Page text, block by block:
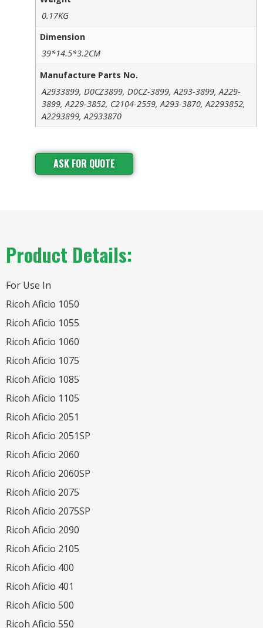
0.17KG
Dimension
39*14.5*3.2CM
Manufacture Parts No.
A2933899, D0CZ3899, D0CZ-3899, A293-3899, A229-
3899, A229-3852, C2104-2559, A293-3870, A2293852,
A2293899, A2933870
ASK FOR QUOTE
Product Details:
For Use In
Ricoh Aficio 1050
Ricoh Aficio 1055
Ricoh Aficio 1060
Ricoh Aficio 1075
Ricoh Aficio 1085
Ricoh Aficio 1105
Ricoh Aficio 2051
Ricoh Aficio 2051SP
Ricoh Aficio 2060
Ricoh Aficio 2060SP
Ricoh Aficio 2075
Ricoh Aficio 2075SP
Ricoh Aficio 2090
Ricoh Aficio 2105
Ricoh Aficio 400
Ricoh Aficio 401
Ricoh Aficio 500
Ricoh Aficio 550